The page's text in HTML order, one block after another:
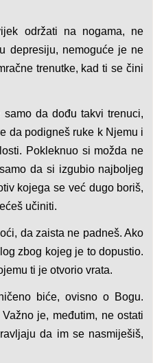
održati na nogama, ne
depresiju, nemoguće je ne
trenutke, kad ti se čini
samo da dođu takvi trenuci,
da podigneš ruke k Njemu i
Pokleknuo si možda ne
da si izgubio najboljeg
kojega se već dugo boriš,
učiniti.
da zaista ne padneš. Ako
zbog kojeg je to dopustio.
ti je otvorio vrata.
biće, ovisno o Bogu.
je, međutim, ne ostati
da im se nasmiješiš,